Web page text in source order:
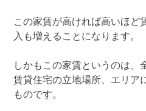
この家賃が高ければ高いほど
入も増えることになります。
しかもこの家賃というのは、
賃貸住宅の立地場所、エリア
ものです。